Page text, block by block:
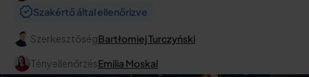
Szakértő által ellenőrizve
SzerkesztőségBartłomiej Turczyński
TényellenőrzésEmilia Moskal